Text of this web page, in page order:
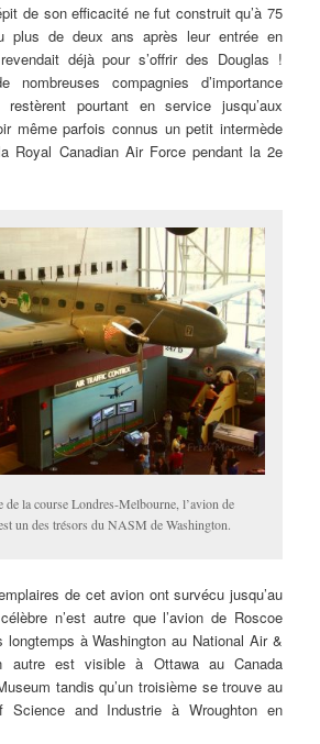
de son efficacité ne fut construit qu’à 75
plus de deux ans après leur entrée en
déjà pour s’offrir des Douglas !
nombreuses compagnies d’importance
restèrent pourtant en service jusqu’aux
même parfois connus un petit intermède
Royal Canadian Air Force pendant la 2e
la course Londres-Melbourne, l’avion de
un des trésors du NASM de Washington.
de cet avion ont survécu jusqu’au
n’est autre que l’avion de Roscoe
longtemps à Washington au National Air &
autre est visible à Ottawa au Canada
tandis qu’un troisième se trouve au
Science and Industrie à Wroughton en